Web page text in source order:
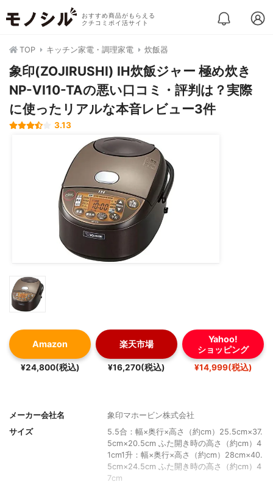
おすすめ商品がもらえる
クチコミポイ活サイト
TOP キッチン家電・調理家電 炊飯器
象印(ZOJIRUSHI) IH炊飯ジャー 極め炊き
NP-VI10-TAの悪い口コミ・評判は？実際
に使ったリアルな本音レビュー3件
3.13
Amazon
¥24,800(税込)
楽天市場
¥16,270(税込)
Yahoo!
ショッピング
¥14,999(税込)
メーカー会社名
象印マホービン株式会社
サイズ
5.5合：幅×奥行×高さ（約cm）25.5cm×37.
5cm×20.5cm ふた開き時の高さ（約cm）4
1cm1升：幅×奥行×高さ（約cm）28cm×40.
5cm×24.5cm ふた開き時の高さ（約cm）4
7cm